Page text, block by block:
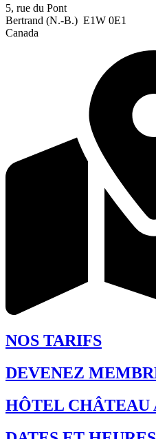
5, rue du Pont
Bertrand (N.-B.) E1W 0E1
Canada
NOS TARIFS
DEVENEZ
HÔTEL CHÂTEAU